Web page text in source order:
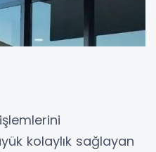
kolaylık sağlayan